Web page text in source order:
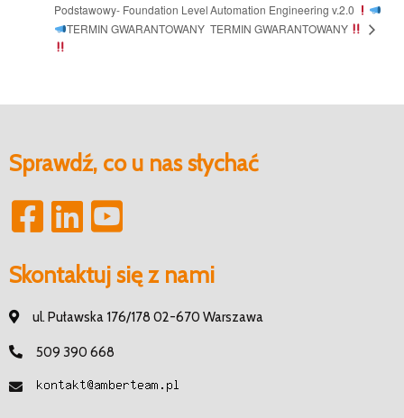
Podstawowy- Foundation Level
TERMIN GWARANTOWANY
Automation Engineering v.2.0
TERMIN GWARANTOWANY
Sprawdź, co u nas słychać
Skontaktuj się z nami
ul. Puławska 176/178 02-670 Warszawa
509 390 668